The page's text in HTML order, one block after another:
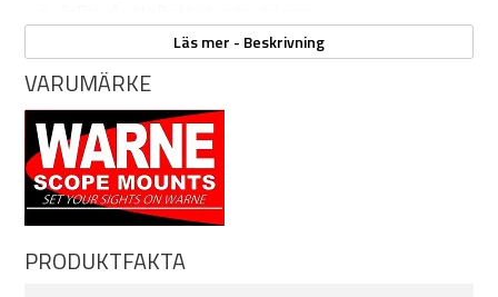
Läs mer - Beskrivning
VARUMÄRKE
PRODUKTFAKTA